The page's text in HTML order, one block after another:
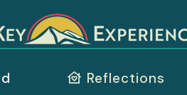
Reflections